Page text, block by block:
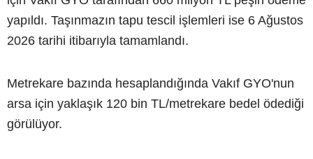
yapıldı. Taşınmazın tapu tescil işlemleri ise 6 Ağustos
2026 tarihi itibarıyla tamamlandı.
Metrekare bazında hesaplandığında Vakıf GYO'nun
arsa için yaklaşık 120 bin TL/metrekare bedel ödediği
görülüyor.